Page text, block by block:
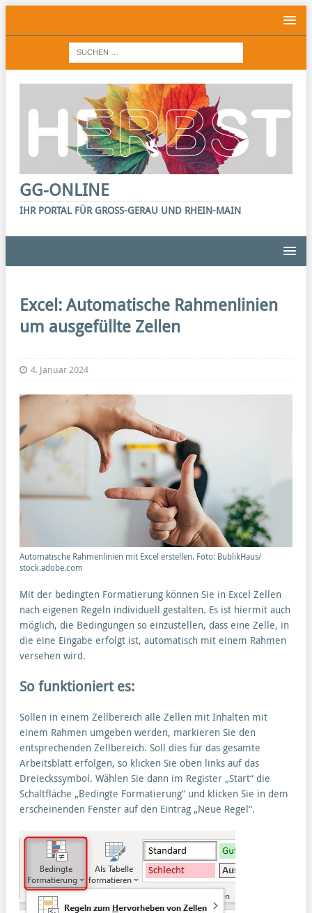
GG-ONLINE
IHR PORTAL FÜR GROSS-GERAU UND RHEIN-MAIN
Excel: Automatische Rahmenlinien
um ausgefüllte Zellen
4. Januar 2024
Automatische Rahmenlinien mit Excel erstellen. Foto: BublikHaus/
stock.adobe.com
Mit der bedingten Formatierung können Sie in Excel Zellen
nach eigenen Regeln individuell gestalten. Es ist hiermit auch
möglich, die Bedingungen so einzustellen, dass eine Zelle, in
die eine Eingabe erfolgt ist, automatisch mit einem Rahmen
versehen wird.
So funktioniert es:
Sollen in einem Zellbereich alle Zellen mit Inhalten mit
einem Rahmen umgeben werden, markieren Sie den
entsprechenden Zellbereich. Soll dies für das gesamte
Arbeitsblatt erfolgen, so klicken Sie oben links auf das
Dreieckssymbol. Wählen Sie dann im Register „Start“ die
Schaltfläche „Bedingte Formatierung“ und klicken Sie in dem
erscheinenden Fenster auf den Eintrag „Neue Regel“.